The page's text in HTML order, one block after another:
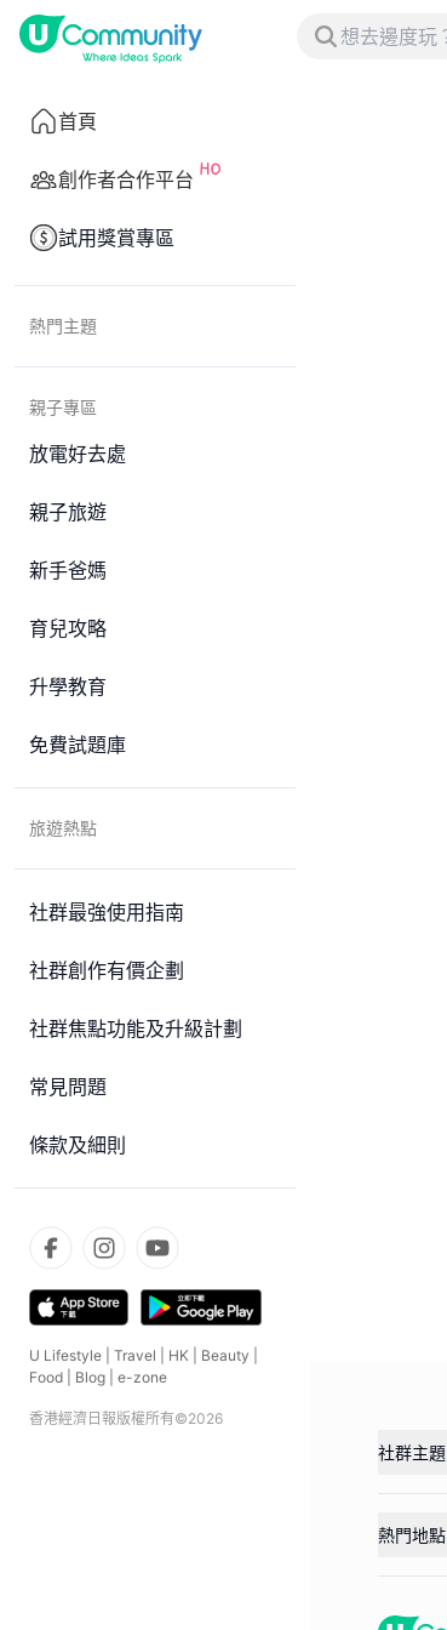
首頁
創作者合作平台
試用獎賞專區
熱門主題
親子專區
放電好去處
親子旅遊
新手爸媽
育兒攻略
升學教育
免費試題庫
旅遊熱點
社群最強使用指南
社群創作有價企劃
社群焦點功能及升級計劃
常見問題
條款及細則
U Lifestyle Travel HK Beauty
Food
Blog e-zone
香港經濟日報版權所有©2026
社群主題
熱門地點